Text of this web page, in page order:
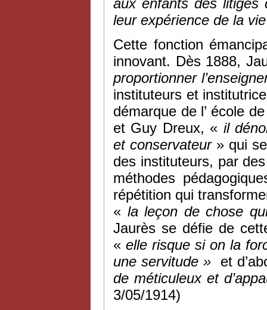
leur expérience de la
Cette fonction
innovant. Dès 1888,
proportionner
instituteurs et
démarque de l’ école
et Guy Dreux, « il
et conservateur » qui
des instituteurs, par
méthodes
répétition qui
« la leçon de chose
Jaurès se défie de
«elle risque si on la
une servitude »et
de méticuleux et
3/05/1914)